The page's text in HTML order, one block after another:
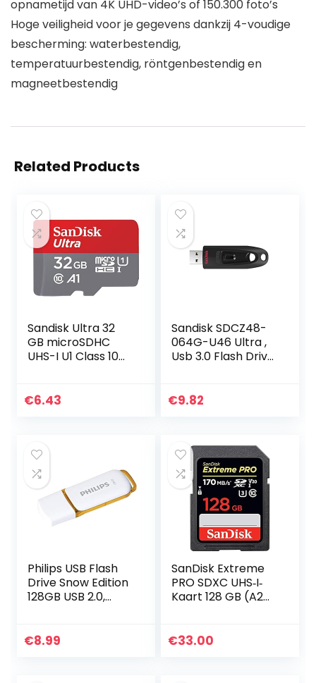
opnametijd van 4K UHD-video’s of 150.300 foto’s
Hoge veiligheid voor je gegevens dankzij 4-voudige
bescherming: waterbestendig,
temperatuurbestendig, röntgenbestendig en
magneetbestendig
Related Products
Sandisk Ultra 32
GB microSDHC
UHS-I U1 Class 10
120 MB/s
€6.43
Sandisk SDCZ48-
064G-U46 Ultra ,
Usb 3.0 Flash Drive,
€9.82
Philips USB Flash
Drive Snow Edition
128GB USB 2.0,
3.0 en USB 3.1
€8.99
SanDisk Extreme
PRO SDXC UHS‐I‐
Kaart 128 GB (A2
Leessnelheden Tot
€33.00